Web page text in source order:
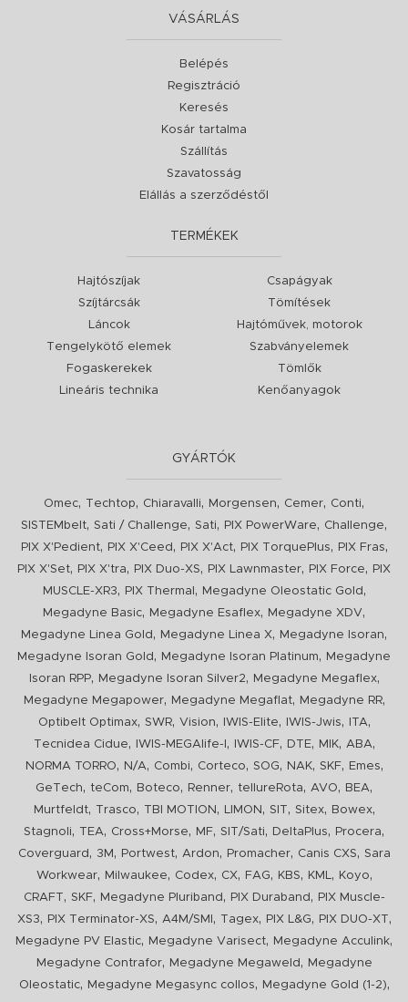
VÁSÁRLÁS
Belépés
Regisztráció
Keresés
Kosár tartalma
Szállítás
Szavatosság
Elállás a szerződéstől
TERMÉKEK
Hajtószíjak
Szíjtárcsák
Láncok
Tengelykötő elemek
Fogaskerekek
Lineáris technika
Csapágyak
Tömítések
Hajtóművek, motorok
Szabványelemek
Tömlők
Kenőanyagok
GYÁRTÓK
Omec, Techtop, Chiaravalli, Morgensen, Cemer, Conti,
SISTEMbelt, Sati / Challenge, Sati, PIX PowerWare, Challenge,
PIX X'Pedient, PIX X'Ceed , PIX X'Act, PIX TorquePlus, PIX Fras,
PIX X'Set, PIX X'tra, PIX Duo-XS, PIX Lawnmaster, PIX Force,
PIX
MUSCLE-XR3, PIX Thermal , Megadyne Oleostatic Gold ,
Megadyne Basic, Megadyne Esaflex, Megadyne XDV,
Megadyne Linea Gold , Megadyne Linea X, Megadyne Isoran,
Megadyne Isoran Gold , Megadyne Isoran Platinum,
Megadyne
Isoran RPP, Megadyne Isoran Silver2, Megadyne Megaflex,
Megadyne Megapower, Megadyne Megaflat, Megadyne RR,
Optibelt Optimax, SWR, Vision, IWIS-Elite, IWIS-Jwis, ITA,
Tecnidea Cidue, IWIS-MEGAlife-I , IWIS-CF, DTE, MIK, ABA,
NORMA TORRO, N/A, Combi, Corteco, SOG, NAK, SKF, Emes,
GeTech, teCom, Boteco, Renner, tellureRota, AVO, BEA,
Murtfeldt, Trasco, TBI MOTION , LIMON , SIT, Sitex, Bowex,
Stagnoli, TEA, Cross+Morse, MF, SIT/Sati, DeltaPlus, Procera,
Coverguard , 3M , Portwest, Ardon, Promacher, Canis CXS, Sara
Workwear, Milwaukee, Codex, CX, FAG, KBS, KML, Koyo,
CRAFT, SKF, Megadyne Pluriband , PIX Duraband ,
PIX Muscle-
XS3, PIX Terminator-XS, A4M/SMI , Tagex, PIX L&G, PIX DUO-XT,
Megadyne PV Elastic, Megadyne Varisect, Megadyne Acculink,
Megadyne Contrafor, Megadyne Megaweld ,
Megadyne
Oleostatic, Megadyne Megasync collos, Megadyne Gold (1-2),